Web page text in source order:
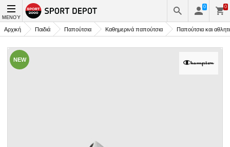
ΜΕΝΟΎ
0 0
Αρχική Παιδιά Παπούτσια Καθημερινά παπούτσια Παπούτσια και
NEW